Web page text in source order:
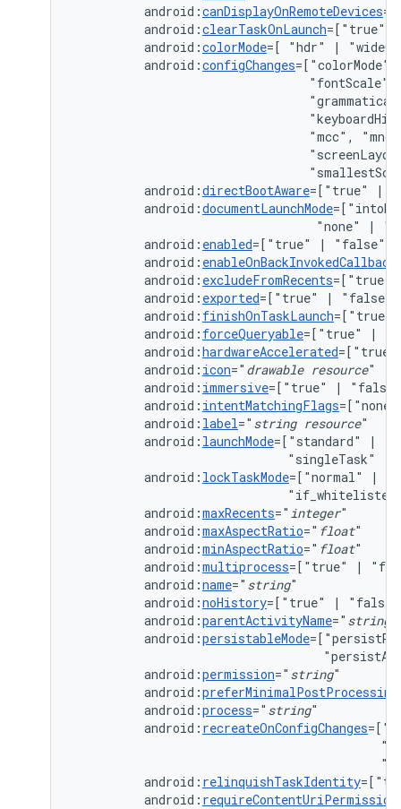
android:canDisplayOnRemoteDevices
android:clearTaskOnLaunch=["true"
android:colorMode=[ "hdr"
|
android:configChanges=["colorMode",
"fontScale",
"mcc",
android:directBootAware=["true"
|
android:documentLaunchMode
"none"
|
android: enabled=["true" |
android: enableOnBackInvokedCallback
android: excludeFromRecents=["true"
android: exported=["true" |
android: finishOnTaskLaunch=["true"
android: forceQueryable=["true"
|
android:hardwareAccelerated=["true"
android: icon=" drawable resource
android: immersive=["true"
|
android: intentMatchingFlags=["none"
android: label=" string resource
android: launchMode=["standard" |
"singleTask"
android: lockTaskMode=["normal" |
android:maxRecents=" integer
android:maxAspectRatio=" float
android:minAspectRatio=" float
android:multiprocess=["true"
|
android:name=" string
android:noHistory=["true" |
android:parentActivityName=" string
android:persistableMode
android:permission=" string
android:preferMinimalPostProcessing
android:process=" string
android: recreateOnConfigChanges
android: relinquishTaskIdentity
android: